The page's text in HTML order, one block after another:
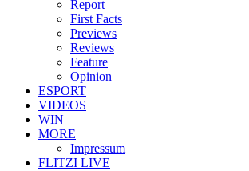
Report
First Facts
Previews
Reviews
Feature
Opinion
ESPORT
VIDEOS
WIN
MORE
Impressum
FLITZI LIVE